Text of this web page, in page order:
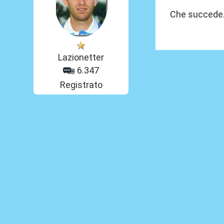
Lazionetter
6.347
Registrato
Che